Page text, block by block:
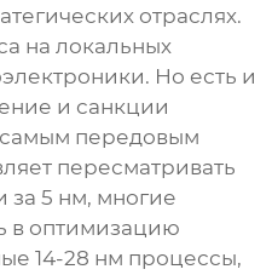
отраслях.
на локальных
Но есть и
и санкции
самым передовым
пересматривать
за 5 нм, многие
в оптимизацию
14-28 нм процессы,